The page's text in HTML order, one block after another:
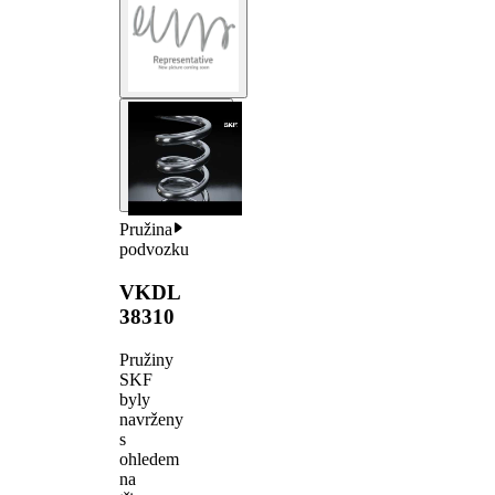
Pružina
podvozku
VKDL
38310
Pružiny
SKF
byly
navrženy
s
ohledem
na